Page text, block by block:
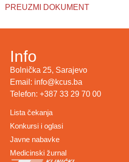
PREUZMI DOKUMENT
Info
Bolnička 25, Sarajevo
Email: info@kcus.ba
Telefon: +387 33 29 70 00
Lista čekanja
Konkursi i oglasi
Javne nabavke
Medicinski žurnal